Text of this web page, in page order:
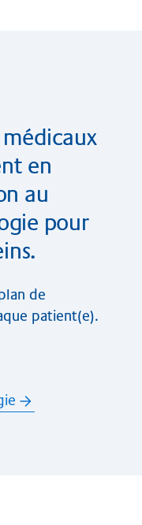
en
au
pour
de
patient(e).